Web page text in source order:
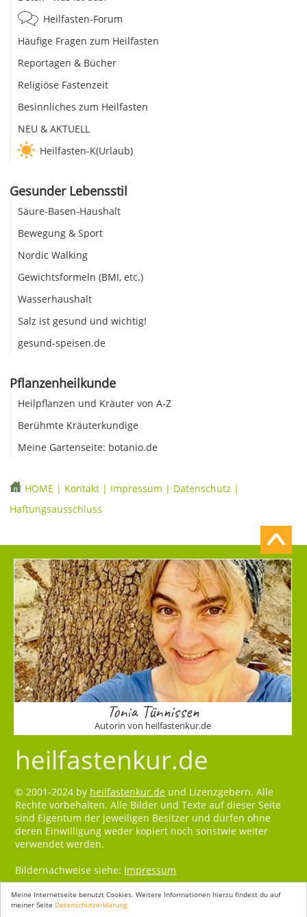
Meine Internetseite benutzt Cookies. Weitere Informationen hierzu findest du auf
meiner Seite Datenschutzerklärung
Heilfasten-Forum
Häufige Fragen zum Heilfasten
Reportagen & Bücher
Religiöse Fastenzeit
Besinnliches zum Heilfasten
NEU & AKTUELL
Heilfasten-K(Urlaub)
Gesunder Lebensstil
Säure-Basen-Haushalt
Bewegung & Sport
Nordic Walking
Gewichtsformeln (BMI, etc.)
Wasserhaushalt
Salz ist gesund und wichtig!
gesund-speisen.de
Pflanzenheilkunde
Heilpflanzen und Kräuter von A-Z
Berühmte Kräuterkundige
Meine Gartenseite: botanio.de
HOME | Kontakt | Impressum | Datenschutz |
Haftungsausschluss
Tonia Tünnissen
Autorin von heilfastenkur.de
heilfastenkur.de
© 2001-2024 by heilfastenkur.de und Lizenzgebern. Alle
Rechte vorbehalten. Alle Bilder und Texte auf dieser Seite
sind Eigentum der jeweiligen Besitzer und dürfen ohne
deren Einwilligung weder kopiert noch sonstwie weiter
verwendet werden.
Bildernachweise siehe: Impressum